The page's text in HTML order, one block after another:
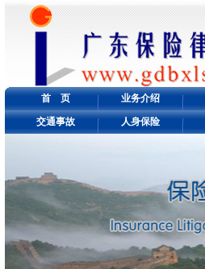
首 页 业务介绍
交通事故 人身保险